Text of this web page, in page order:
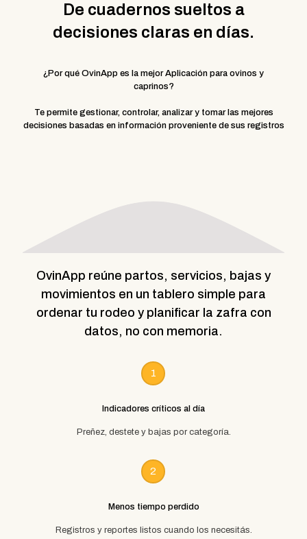
De cuadernos sueltos a
decisiones claras en días.
¿Por qué OvinApp es la mejor Aplicación para ovinos y
caprinos?
Te permite gestionar, controlar, analizar y tomar las mejores
decisiones basadas en información proveniente de sus registros
OvinApp reúne partos, servicios, bajas y
movimientos en un tablero simple para
ordenar tu rodeo y planificar la zafra con
datos, no con memoria.
1
Indicadores críticos al día
Preñez, destete y bajas por categoría.
2
Menos tiempo perdido
Registros y reportes listos cuando los necesitás.